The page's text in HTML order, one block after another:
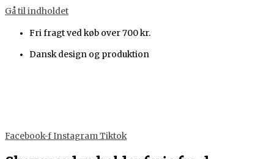
Gå til indholdet
Fri fragt ved køb over 700 kr.
Dansk design og produktion
Facebook-fInstagramTiktok